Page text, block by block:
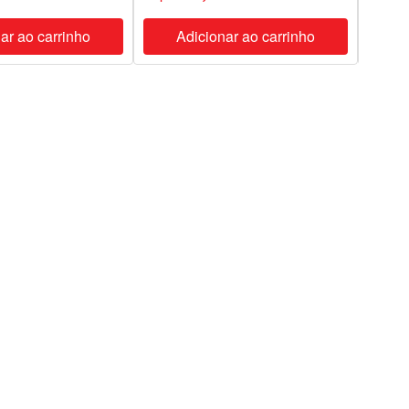
ao carrinho Adicionar ao carrinho